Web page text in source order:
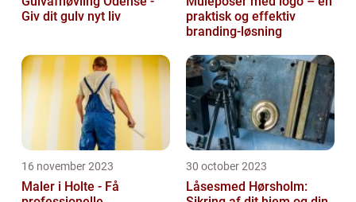
Giv dit gulv nyt liv
praktisk og effektiv
branding-løsning
16 november 2023
Maler i Holte - Få
30 october 2023
Låsesmed Hørsholm: